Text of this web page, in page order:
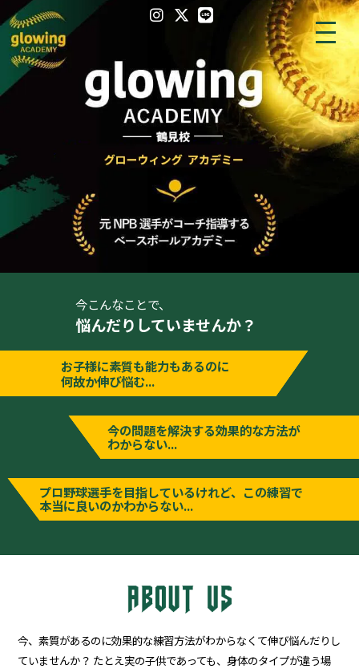
今こんなことで、
悩んだりしていませんか？
お子様に素質も能力もあるのに
何故か伸び悩む...
今の問題を解決する効果的な方法が
わからない...
プロ野球選手を目指しているけれど、この練習で
本当に良いのかわからない...
今、素質があるのに効果的な練習方法がわからなくて伸び悩んだりし
ていませんか？ たとえ実の子供であっても、身体のタイプが違う場